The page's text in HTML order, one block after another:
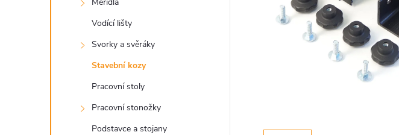
Vodící lišty
Svorky a svěráky
Stavební kozy
Pracovní stoly
Pracovní stonožky
Podstavce a stojany